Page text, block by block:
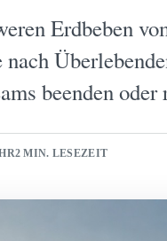
Erdbeben
beenden
2 MIN. LESEZEIT